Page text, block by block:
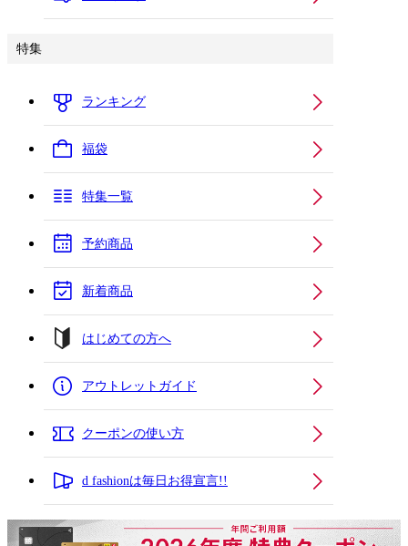
特集
ランキング
福袋
特集一覧
予約商品
新着商品
はじめての方へ
アウトレットガイド
クーポンの使い方
d fashionは毎日お得宣言!!